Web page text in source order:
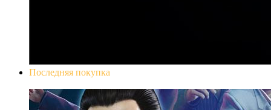
Последняя покупка